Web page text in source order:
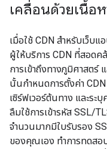
เคลื่อนด้วยเนื้อห
เมื่อใช้ CDN สำหรับเว็บ
ผู้ให้บริการ CDN ที่สอด
การเข้าถึงทางภูมิศาสตร์
นั้นกำหนดการตั้งค่า CDN
เซิร์ฟเวอร์ต้นทาง และระ
ลืมใช้การเข้ารหัส SSL/
จำนวนมากมีใบรับรอง
ของคุณเอง ทำการทดสอบ